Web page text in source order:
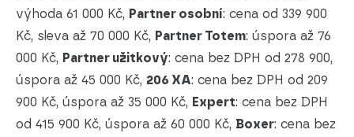
výhoda 61 000 Kč, Partner osobní: cena od 339 900
Kč, sleva až 70 000 Kč, Partner Totem: úspora až 76
000 Kč, Partner užitkový: cena bez DPH od 278 900,
úspora až 45 000 Kč, 206 XA: cena bez DPH od 209
900 Kč, úspora až 35 000 Kč, Expert: cena bez DPH
od 415 900 Kč, úspora až 60 000 Kč, Boxer: cena bez